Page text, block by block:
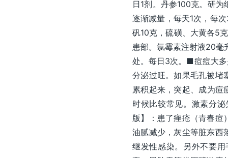
日1剂。丹参100克。研
逐渐减量，每天1次，每
矾10克，硫磺、大黄各5
患部。氯霉素注射液20毫
处。每日3次。■痘痘大多
分泌过旺。如果毛孔被堵
累积起来，突起、成为
时候比较常见。激素分
版】：患了痤疮（青春痘
油腻减少，灰尘等脏东西
继发性感染。另外不要